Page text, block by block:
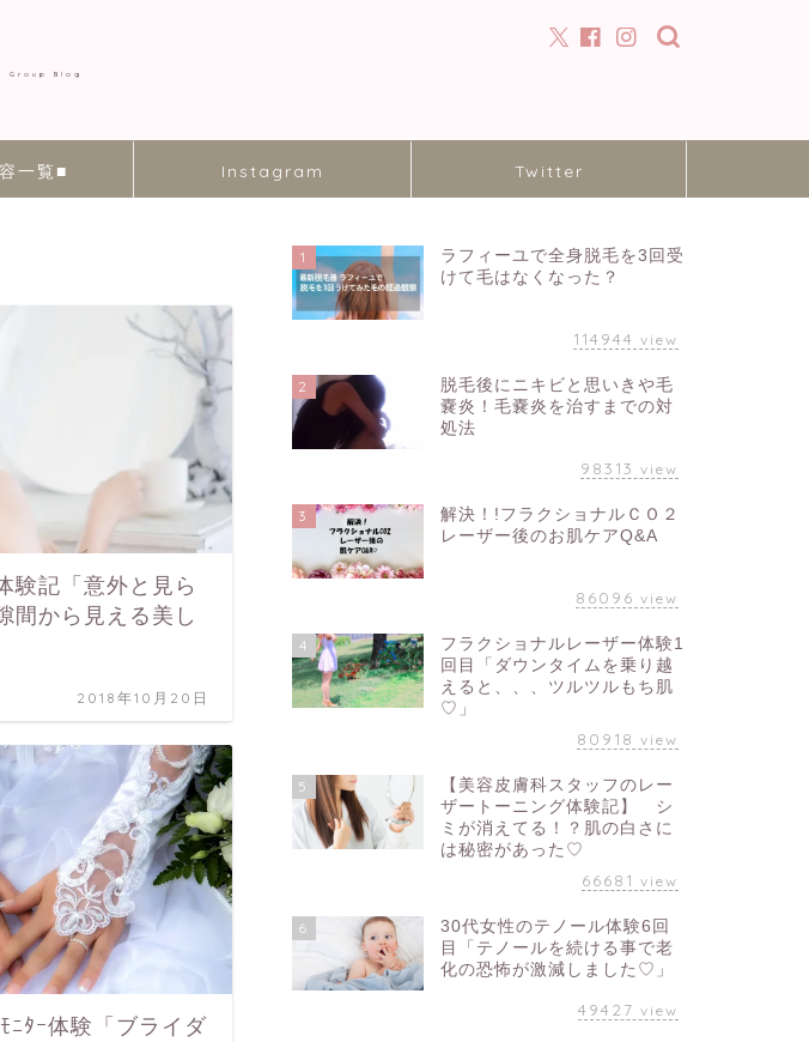
Group Blog
一覧■ Instagram Twitter
験記「意外と見ら
間から見える美し
2018年10月20日
ﾆﾀｰ体験「ブライダ
1
ラフィーユで全身脱毛を3回受
けて毛はなくなった？
114944 view
2
脱毛後にニキビと思いきや毛
嚢炎！毛嚢炎を治すまでの対
処法
98313 view
3
解決！!フラクショナルＣＯ２
レーザー後のお肌ケアQ&A
86096 view
4
フラクショナルレーザー体験1
回目「ダウンタイムを乗り越
えると、、、ツルツルもち肌
♡」
80918 view
5
【美容皮膚科スタッフのレー
ザートーニング体験記】 シ
ミが消えてる！？肌の白さに
は秘密があった♡
66681 view
6
30代女性のテノール体験6回
目「テノールを続ける事で老
化の恐怖が激減しました♡」
49427 view